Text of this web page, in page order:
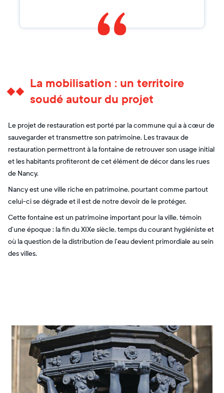
La mobilisation : un territoire
soudé autour du projet
Le projet de restauration est porté par la commune qui a à cœur de
sauvegarder et transmettre son patrimoine. Les travaux de
restauration permettront à la fontaine de retrouver son usage initial
et les habitants profiteront de cet élément de décor dans les rues
de Nancy.
Nancy est une ville riche en patrimoine, pourtant comme partout
celui-ci se dégrade et il est de notre devoir de le protéger.
Cette fontaine est un patrimoine important pour la ville, témoin
d’une époque : la fin du XIXe siècle, temps du courant hygiéniste et
où la question de la distribution de l’eau devient primordiale au sein
des villes.